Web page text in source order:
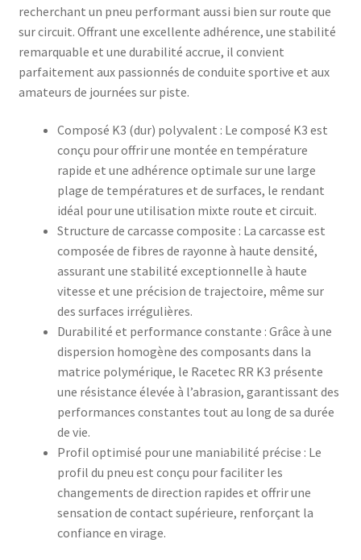
recherchant un pneu performant aussi bien sur route que
sur circuit. Offrant une excellente adhérence, une stabilité
remarquable et une durabilité accrue, il convient
parfaitement aux passionnés de conduite sportive et aux
amateurs de journées sur piste.​
Composé K3 (dur) polyvalent : Le composé K3 est
conçu pour offrir une montée en température
rapide et une adhérence optimale sur une large
plage de températures et de surfaces, le rendant
idéal pour une utilisation mixte route et circuit.
Structure de carcasse composite : La carcasse est
composée de fibres de rayonne à haute densité,
assurant une stabilité exceptionnelle à haute
vitesse et une précision de trajectoire, même sur
des surfaces irrégulières.
Durabilité et performance constante : Grâce à une
dispersion homogène des composants dans la
matrice polymérique, le Racetec RR K3 présente
une résistance élevée à l’abrasion, garantissant des
performances constantes tout au long de sa durée
de vie.
Profil optimisé pour une maniabilité précise : Le
profil du pneu est conçu pour faciliter les
changements de direction rapides et offrir une
sensation de contact supérieure, renforçant la
confiance en virage.